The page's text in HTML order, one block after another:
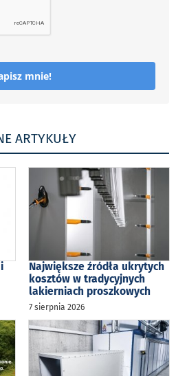
mnie!
ARTYKUŁY
Największe źródła ukrytych
kosztów w tradycyjnych
lakierniach proszkowych
7 sierpnia 2026